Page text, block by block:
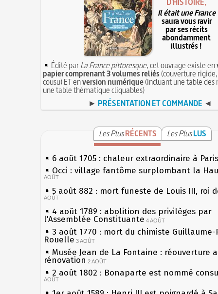
Il était une France
saura vous ravir
par ses récits
abondamment
illustrés !
Édité parLa France pittoresque, cet ouvrage existe en
papier comprenant 3 volumes reliés(couverture
cousu) ET enversion numérique(incluant une table des
une table thématique cliquables)
► PRÉSENTATION ET COMMANDE ◄
Les PlusRÉCENTS Les PlusLUS
6 août 1705 : chaleur extraordinaire à Paris
Occi : village fantôme surplombant la
AOÛT
5 août 882 : mort funeste de Louis III, roi
AOÛT
4 août 1789 : abolition des privilèges par
l'Assemblée Constituante 4 AOÛT
3 août 1770 : mort du chimiste Guillaume-
Rouelle 3 AOÛT
Musée Jean de La Fontaine : réouverture
rénovation 2 AOÛT
2 août 1802 : Bonaparte est nommé
AOÛT